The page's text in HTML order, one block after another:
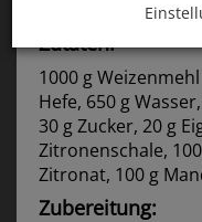
(Hans Som & Team
Zutaten:
1000 g
Hefe, 650 g
30 g Zucker, 20 g
Zitronenschale,
Zitronat, 100 g
Zubereitung: